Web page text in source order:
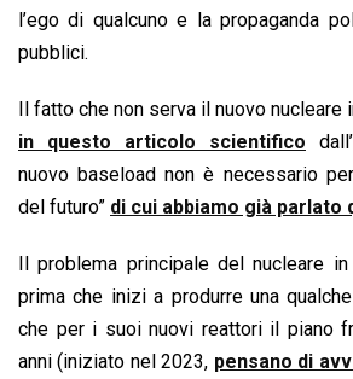
l’ego di qualcuno e la propaganda
pubblici.
Il fatto che non serva il nuovo nucleare
in questo articolo scientifico
nuovo baseload non è necessario
del futuro” di cui abbiamo già parlato
Il problema principale del nucleare
prima che inizi a produrre una
che per i suoi nuovi reattori il piano
anni (iniziato nel 2023, pensano di